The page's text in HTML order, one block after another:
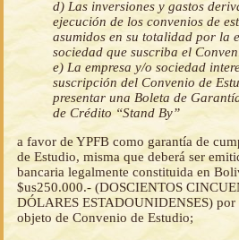
d) Las inversiones y gastos
ejecución de los convenios de
asumidos en su totalidad por la
sociedad que suscriba el
e) La empresa y/o sociedad
suscripción del Convenio de
presentar una Boleta de
de Crédito “Stand By”
a favor de YPFB como garantía de
de Estudio, misma que deberá ser
bancaria legalmente constituida en
$us250.000.- (DOSCIENTOS
DÓLARES ESTADOUNIDENSES) por
objeto de Convenio de Estudio;